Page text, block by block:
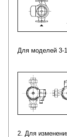
Для моделей 3-
2. Для